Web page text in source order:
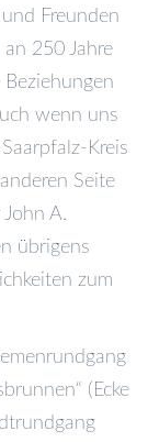
Freunden
250 Jahre
wenn uns
Kreis
Seite
A.
übrigens
zum
(Ecke